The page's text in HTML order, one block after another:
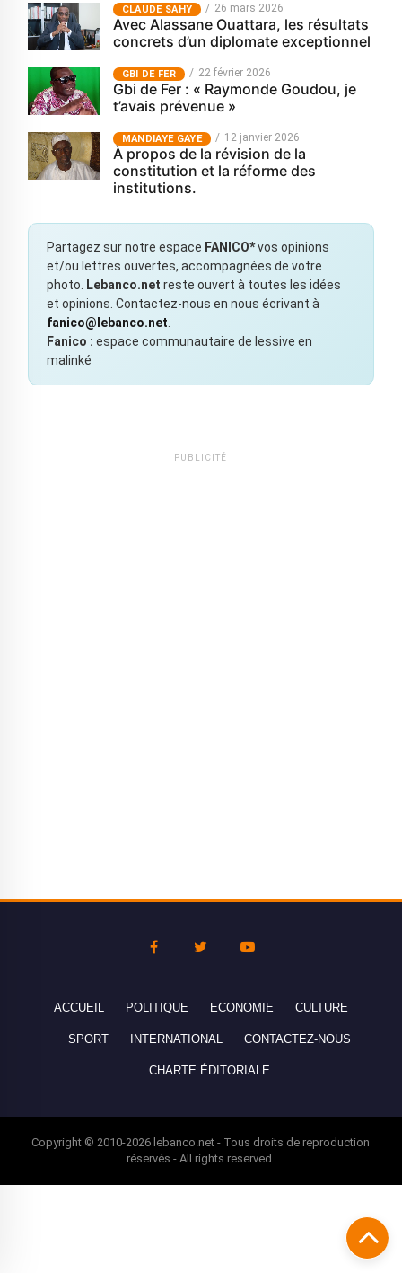
CLAUDE SAHY 26 mars 2026
Avec Alassane Ouattara, les résultats
concrets d’un diplomate exceptionnel
GBI DE FER 22 février 2026
Gbi de Fer : « Raymonde Goudou, je
t’avais prévenue »
MANDIAYE GAYE 12 janvier 2026
À propos de la révision de la
constitution et la réforme des
institutions.
Partagez sur notre espace FANICO*vos opinions
et/ou lettres ouvertes, accompagnées de votre
photo.
Lebanco.net reste ouvert à toutes les idées
et opinions. Contactez-nous en nous écrivant à
fanico@lebanco.net
Fanico : espace communautaire de lessive en
malinké
PUBLICITÉ
ACCUEIL POLITIQUE ECONOMIE CULTURE
SPORT INTERNATIONAL CONTACTEZ-NOUS
CHARTE ÉDITORIALE
Copyright © 2010-2026 lebanco.net - Tous droits de reproduction
réservés - All rights reserved.